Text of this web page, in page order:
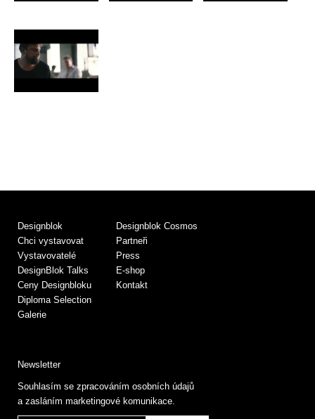
Designblok
Chci vystavovat
Vystavovatelé
DesignBlok Talks
Ceny Designbloku
Diploma Selection
Galerie
Designblok Cosmos
Partneři
Press
E-shop
Kontakt
Newsletter
Souhlasím se zpracováním osobních údajů
a zasláním marketingové komunikace.